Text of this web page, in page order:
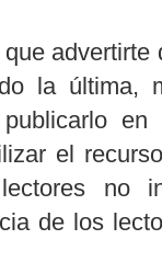
la última,
el
no
de los